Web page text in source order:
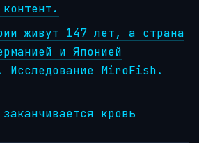
живут 147 лет, а страна
и Японией
Исследование MiroFish.
кровь